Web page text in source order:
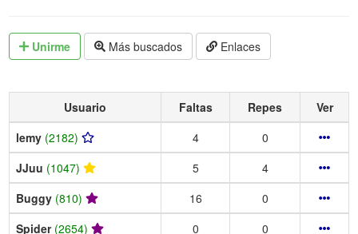
Unirme Más buscados Enlaces
Usuario Faltas Repes
Ver
lemy (2182) 4
0
JJuu (1047) 5
4
Buggy (810) 16
0
Spider (2654) 0 0